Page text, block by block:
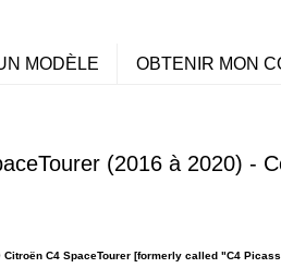
MODÈLE OBTENIR MON
(2016 à 2020) -
Citroën C4 SpaceTourer [formerly called "C4